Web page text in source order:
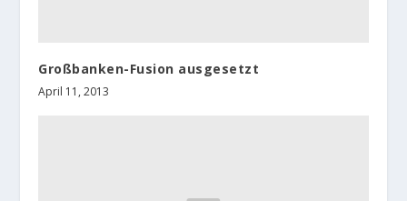
Großbanken-Fusion ausgesetzt
April 11, 2013